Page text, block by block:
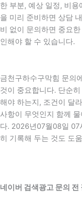
한 부분, 예상 일정, 비
을 미리 준비하면 상담
비 없이 문의하면 중요
인해야 할 수 있습니다.
금천구하수구막힘 문의
것이 중요합니다. 단순
해야 하는지, 조건이 달
사항이 무엇인지 함께
다. 2026년07월08일 07
히 기록해 두는 것도 도
네이버 검색광고 문의